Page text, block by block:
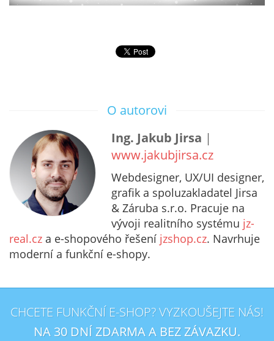
O autorovi
Ing. Jakub Jirsa |
www.jakubjirsa.cz
Webdesigner, UX/UI designer,
grafik a spoluzakladatel Jirsa
& Záruba s.r.o. Pracuje na
vývoji realitního systému jz-
real.cz a e-shopového řešení jzshop.cz. Navrhuje
moderní a funkční e-shopy.
CHCETE FUNKČNÍ E-SHOP? VYZKOUŠEJTE NÁS!
NA 30 DNÍ ZDARMA A BEZ ZÁVAZKU.